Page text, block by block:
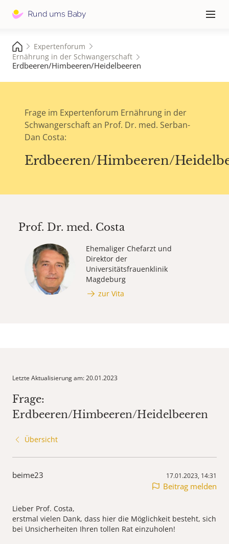
≡
Expertenforum
Ernährung in der Schwangerschaft
Erdbeeren/Himbeeren/Heidelbeeren
Frage im Expertenforum Ernährung in der
Schwangerschaft an Prof. Dr. med. Serban-
Dan Costa:
Erdbeeren/Himbeeren/
Prof. Dr. med. Costa
Ehemaliger Chefarzt und
Direktor der
Universitätsfrauenklinik
Magdeburg
zur Vita
Letzte Aktualisierung am: 20.01.2023
Frage:
Erdbeeren/Himbeeren/Heidelbeeren
Übersicht
beime23 17.01.2023, 14:31
Beitrag melden
Lieber Prof. Costa,
erstmal vielen Dank, dass hier die Möglichkeit besteht, sich
bei Unsicherheiten Ihren tollen Rat einzuholen!